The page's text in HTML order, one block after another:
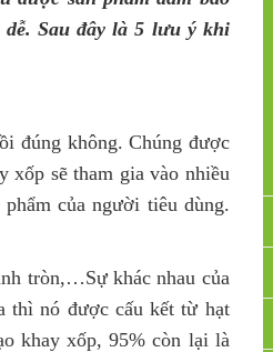
Sau đây là 5 lưu ý khi
đúng không. Chúng được
xốp sẽ tham gia vào nhiều
của người tiêu dùng.
tròn,…Sự khác nhau của
thì nó được cấu kết từ hạt
khay xốp, 95% còn lại là